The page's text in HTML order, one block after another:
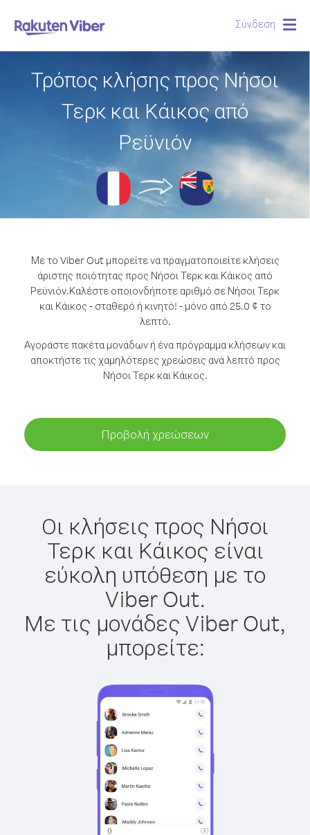
Σύνδεση
Τρόπος κλήσης προς Νήσοι
Τερκ και Κάικος από
Ρεϋνιόν
Με το Viber Out μπορείτε να πραγματοποιείτε κλήσεις
άριστης ποιότητας προς Νήσοι Τερκ και Κάικος από
Ρεϋνιόν.Καλέστε οποιονδήποτε αριθμό σε Νήσοι Τερκ
και Κάικος - σταθερό ή κινητό! - μόνο από 25.0 ¢ το
λεπτό.
Αγοράστε πακέτα μονάδων ή ένα πρόγραμμα κλήσεων και
αποκτήστε τις χαμηλότερες χρεώσεις ανά λεπτό προς
Νήσοι Τερκ και Κάικος.
Προβολή χρεώσεων
Οι κλήσεις προς Νήσοι
Τερκ και Κάικος είναι
εύκολη υπόθεση με το
Viber Out.
Με τις μονάδες Viber Out,
μπορείτε: